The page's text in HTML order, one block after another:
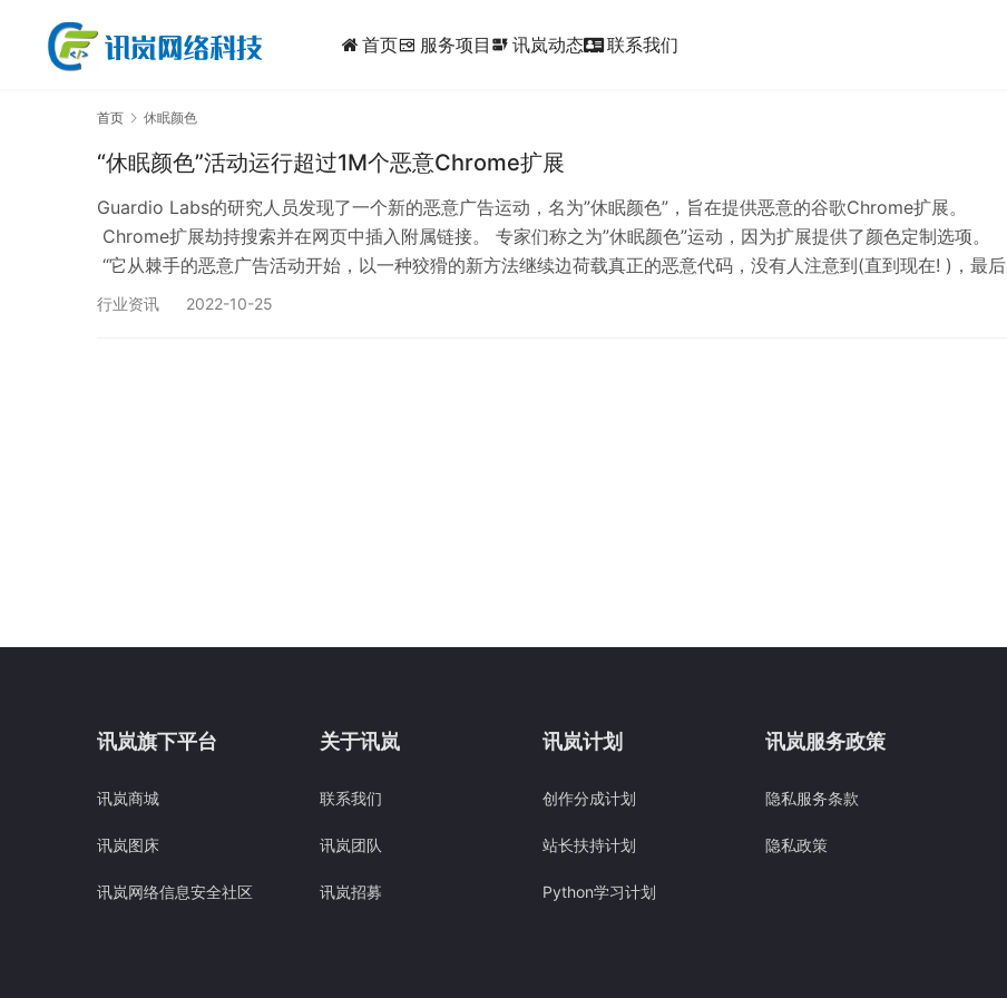
首页 服务项目 dynamic_form 讯岚动态 联系我们
首页 休眠颜色
“休眠颜色”活动运行超过1M个恶意Chrome扩展￼
Guardio Labs的研究人员发现了一个新的恶意广告运动，名为”休眠颜色”，旨在提供恶意的谷歌Chrome扩展。
Chrome扩展劫持搜索并在网页中插入附属链接。 专家们称之为”休眠颜色”运动，因为扩展提供了颜色定制选项。
“它从棘手的恶意广告活动开始，以一种狡猾的新方法继续边荷载真正的恶意代码，没有人注意到(直到现在! )，最后
窃取不仅你的搜索和浏览数据，而且从属于10，000目标站点- -一个很容易被用于…
行业资讯 2022-10-25
讯岚旗下平台
讯岚商城
讯岚图床
讯岚网络信息安全社区
关于讯岚
联系我们
讯岚团队
讯岚招募
讯岚计划
创作分成计划
站长扶持计划
Python学习计划
讯岚服务政策
隐私服务条款
隐私政策